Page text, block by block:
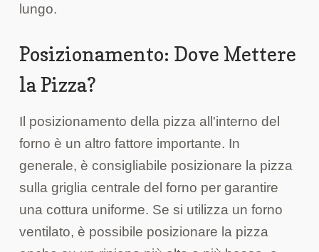
lungo.
Posizionamento: Dove Mettere
la Pizza?
Il posizionamento della pizza all'interno del
forno è un altro fattore importante. In
generale, è consigliabile posizionare la pizza
sulla griglia centrale del forno per garantire
una cottura uniforme. Se si utilizza un forno
ventilato, è possibile posizionare la pizza